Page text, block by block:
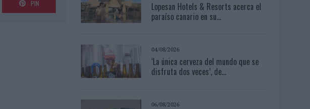
PIN
Lopesan Hotels & Resorts acerca el
paraíso canario en su...
04/08/2026
‘La única cerveza del mundo que se
disfruta dos veces’, de...
06/08/2026